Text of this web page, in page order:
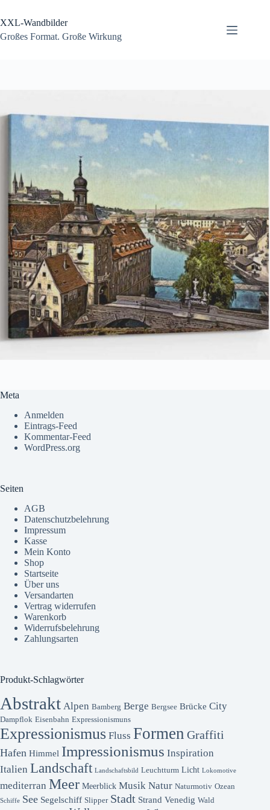
springen
XXL-Wandbilder
Großes Format. Große Wirkung
Meta
Anmelden
Eintrags-Feed
Kommentar-Feed
WordPress.org
Seiten
AGB
Datenschutzbelehrung
Impressum
Kasse
Mein Konto
Shop
Startseite
Über uns
Versandarten
Vertrag widerrufen
Warenkorb
Widerrufsbelehrung
Zahlungsarten
Produkt-Schlagwörter
Abstrakt Alpen Bamberg Berge Bergsee Brücke City
Dampflok Eisenbahn Expressionismuns
Expressionismus Fluss Formen Graffiti
Hafen Himmel Impressionismus Inspiration
Italien Landschaft Landschaftsbild Leuchtturm Licht Lokomotive
mediterran Meer Meerblick Musik Natur Naturmotiv Ozean
Schiffe See Segelschiff Slipper Stadt Strand Venedig Wald